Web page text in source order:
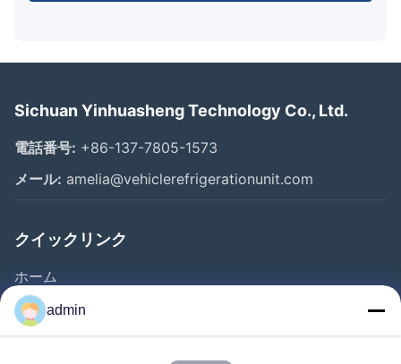
Sichuan Yinhuasheng Technology Co., Ltd.
電話番号: +86-137-7805-1573
メール: amelia@vehiclerefrigerationunit.com
クイックリンク
ホーム
製品
動画
admin